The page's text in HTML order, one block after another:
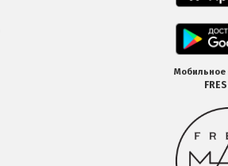
Мобильное